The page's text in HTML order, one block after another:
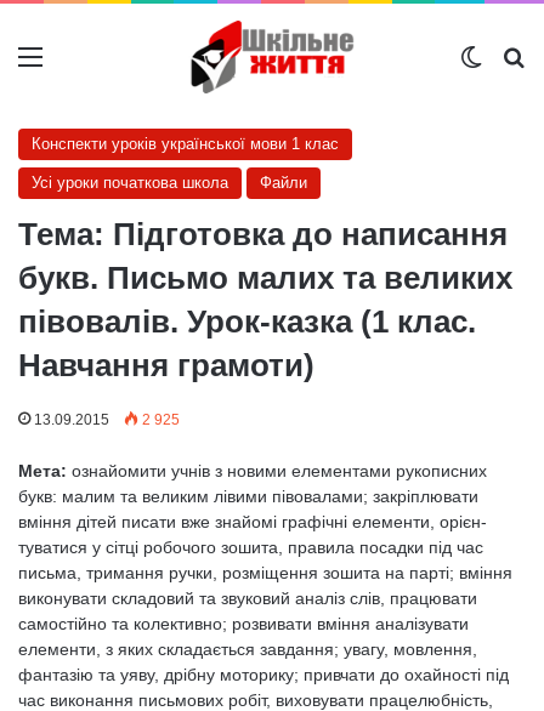
Меню
Конспекти уроків української мови 1 клас
Усі уроки початкова школа Файли
Тема: Підготовка до написання
букв. Письмо малих та великих
півовалів. Урок-казка (1 клас.
Навчання грамоти)
13.09.2015 2 925
Мета: ознайомити учнів з новими елементами рукописних
букв: малим та великим лівими півовалами; закріплювати
вміння дітей писати вже знайомі графічні елементи, орієн­
туватися у сітці робочого зошита, правила посадки під час
письма, тримання ручки, розміщення зошита на парті; вміння
виконувати складовий та звуковий аналіз слів, працювати
самостійно та колективно; розвивати вміння аналізувати
елементи, з яких складається завдання; увагу, мовлення,
фантазію та уяву, дрібну моторику; привчати до охайності під
час виконання письмових робіт, виховувати працелюбність,